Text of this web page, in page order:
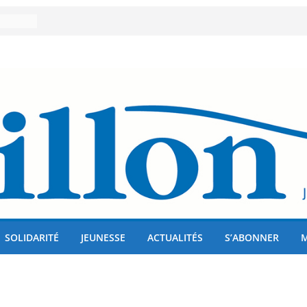
!
SOLIDARITÉ JEUNESSE ACTUALITÉS S’ABONNER